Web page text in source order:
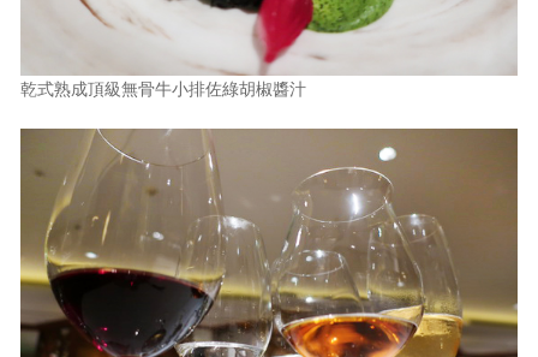
乾式熟成頂級無骨牛小排佐綠胡椒醬汁